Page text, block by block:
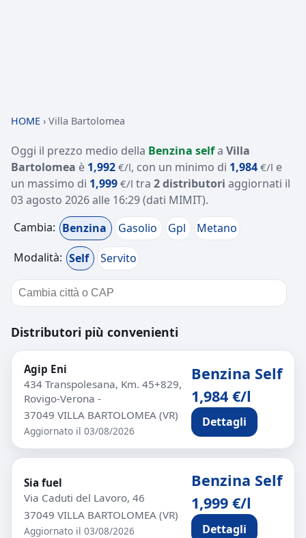
HOME › Villa Bartolomea
Oggi il prezzo medio della Benzina selfa Villa
Bartolomea è 1,992 €/l, con un minimo di 1,984 €/l e
un massimo di 1,999 €/l tra 2 distributori aggiornati il
03 agosto 2026 alle 16:29(dati MIMIT).
Cambia: Benzina Gasolio Gpl
Metano
Modalità: Self Servito
Distributori più convenienti
Agip Eni
434 Transpolesana, Km. 45+829,
Rovigo-Verona -
37049 VILLA BARTOLOMEA (VR)
Aggiornato il 03/08/2026
Benzina Self
1,984 €/l
Dettagli
Sia fuel
Via Caduti del Lavoro, 46
37049 VILLA BARTOLOMEA (VR)
Aggiornato il 03/08/2026
Benzina Self
1,999 €/l
Dettagli